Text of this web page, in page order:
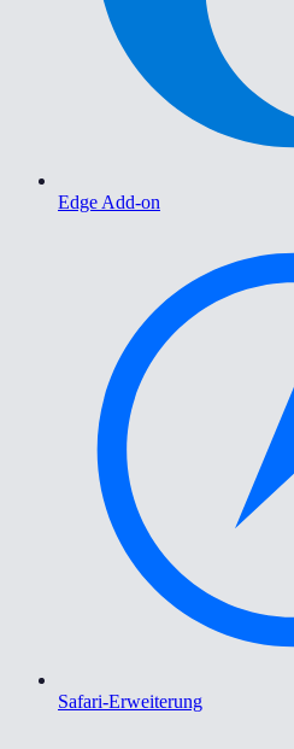
Edge Add-on
Safari-Erweiterung